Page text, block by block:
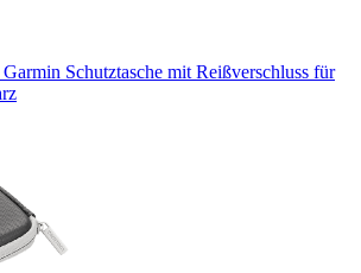
Garmin Schutztasche mit Reißverschluss für